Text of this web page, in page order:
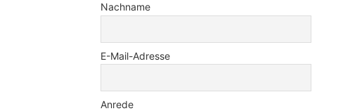
Nachname
E-Mail-Adresse
Anrede